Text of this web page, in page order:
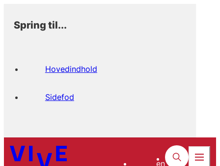
Spring til...
Hovedindhold
Sidefod
en